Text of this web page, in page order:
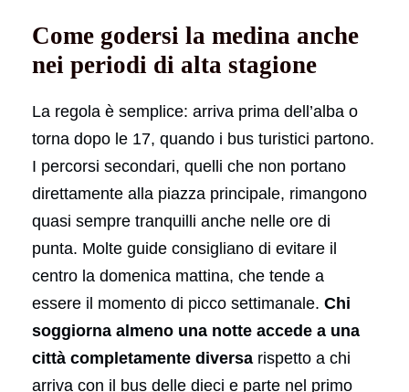
Come godersi la medina anche
nei periodi di alta stagione
La regola è semplice: arriva prima dell’alba o
torna dopo le 17, quando i bus turistici partono.
I percorsi secondari, quelli che non portano
direttamente alla piazza principale, rimangono
quasi sempre tranquilli anche nelle ore di
punta. Molte guide consigliano di evitare il
centro la domenica mattina, che tende a
essere il momento di picco settimanale. Chi
soggiorna almeno una notte accede a una
città completamente diversa rispetto a chi
arriva con il bus delle dieci e parte nel primo